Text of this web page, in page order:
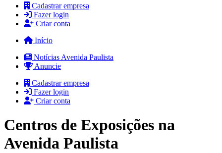
Cadastrar empresa
Fazer login
Criar conta
Início
Notícias Avenida Paulista
Anuncie
Cadastrar empresa
Fazer login
Criar conta
Centros de Exposições na
Avenida Paulista